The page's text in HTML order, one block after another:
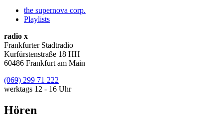
the supernova corp.
Playlists
radio x
Frankfurter Stadtradio
Kurfürstenstraße 18 HH
60486 Frankfurt am Main
(069) 299 71 222
werktags 12 - 16 Uhr
Hören